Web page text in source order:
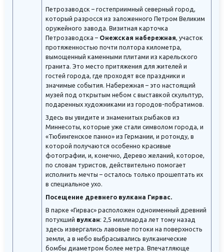
Петрозаводск – гостеприимный северный город,
который разросся из заложенного Петром Великим
оружейного завода. Визитная карточка
Петрозаводска – Онежская набережная , участок
протяженностью почти полтора километра,
вымощенный каменными плитами из карельского
гранита. Это место притяжения для жителей и
гостей города, где проходят все праздники и
значимые события. Набережная – это настоящий
музей под открытым небом с выставкой скульптур,
подаренных художниками из городов-побратимов.
Здесь вы увидите и знаменитых рыбаков из
Миннесоты, которые уже стали символом города, и
«Тюбингенское панно» из Германии, и ротонду, в
которой получаются особенно красивые
фотографии, и, конечно, Дерево желаний, которое,
по словам туристов, действительно помогает
исполнить мечты – осталось только прошептать их
в специальное ухо.
Посещение древнего вулкана Гирвас.
В парке «Гирвас» расположен одноименный древний
потухший вулкан: 2,5 миллиарда лет тому назад
здесь извергались лавовые потоки на поверхность
земли, а в небо выбрасывались вулканические
бомбы диаметром более метра. Впечатляюще